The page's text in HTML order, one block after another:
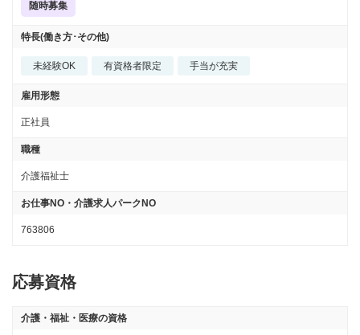
随時募集
特長(働き方･その他)
未経験OK 有資格者限定 手当が充実
雇用形態
正社員
職種
介護福祉士
お仕事NO・介護求人パークNO
763806
応募資格
介護・福祉・医療の資格